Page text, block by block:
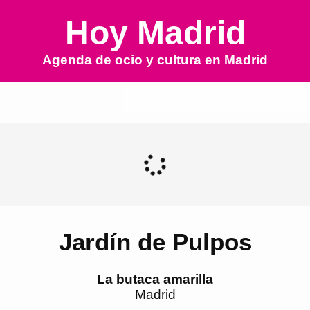
Hoy Madrid
Agenda de ocio y cultura en Madrid
Jardín de Pulpos
La butaca amarilla
Madrid